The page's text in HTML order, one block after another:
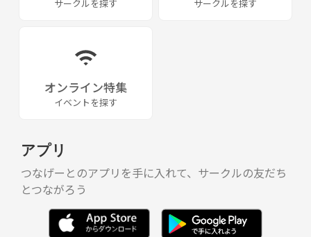
サークルを探す サークルを探す
オンライン特集
イベントを探す
アプリ
つなげーとのアプリを手に入れて、サークルの友だち
とつながろう